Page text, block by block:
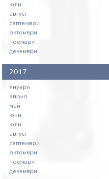
юли
август
септември
октомври
ноември
декември
2017
януари
април
май
юни
юли
август
септември
октомври
ноември
декември